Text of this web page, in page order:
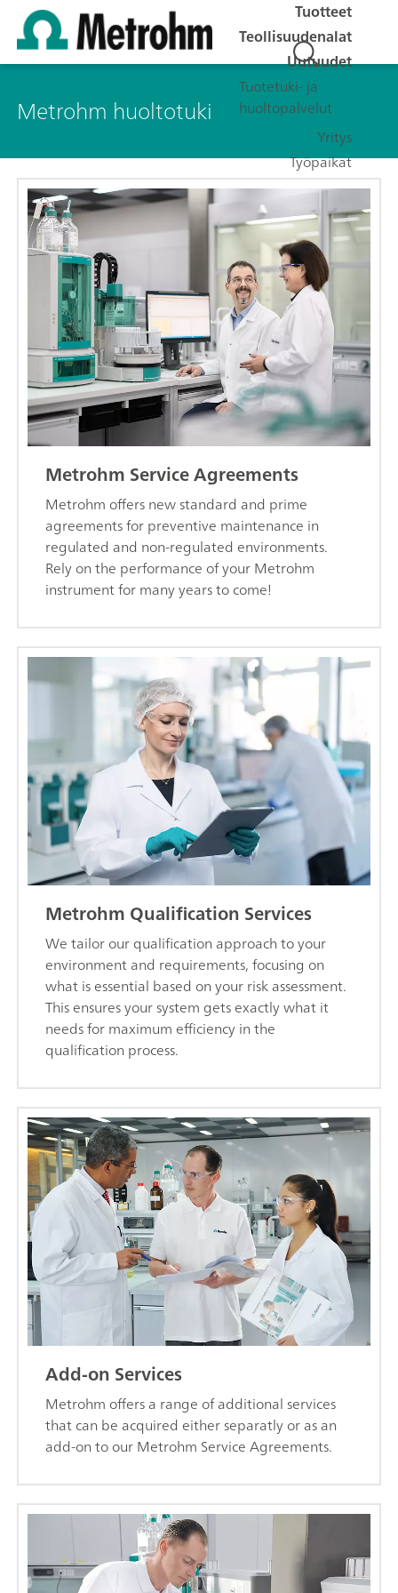
Tuotteet
Teollisuudenalat
Uutuudet
Tuotetuki- ja
huoltopalvelut
Yritys
Työpaikat
Metrohm huoltotuki
Metrohm Service Agreements
Metrohm offers new standard and prime
agreements for preventive maintenance in
regulated and non-regulated environments.
Rely on the performance of your Metrohm
instrument for many years to come!
Metrohm Qualification Services
We tailor our qualification approach to your
environment and requirements, focusing on
what is essential based on your risk assessment.
This ensures your system gets exactly what it
needs for maximum efficiency in the
qualification process.
Add-on Services
Metrohm offers a range of additional services
that can be acquired either separatly or as an
add-on to our Metrohm Service Agreements.